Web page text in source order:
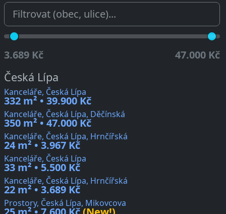
3.689 Kč 47.000 Kč
Česká Lípa
Kanceláře, Česká Lípa
332 m² • 39.900 Kč
Kanceláře, Česká Lípa, Děčínská
350 m² • 47.000 Kč
Kanceláře, Česká Lípa, Hrnčířská
24 m² • 3.967 Kč
Kanceláře, Česká Lípa
33 m² • 5.500 Kč
Kanceláře, Česká Lípa, Hrnčířská
22 m² • 3.689 Kč
Prostory, Česká Lípa, Mikovcova